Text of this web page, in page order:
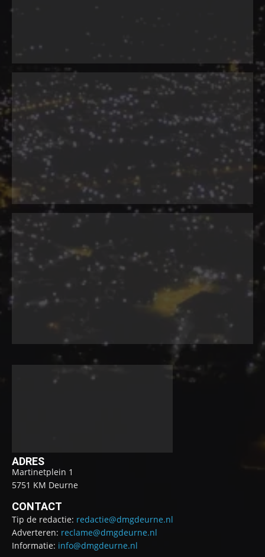
ADRES
Martinetplein 1
5751 KM Deurne
CONTACT
Tip de redactie: redactie@dmgdeurne.nl
Adverteren: reclame@dmgdeurne.nl
Informatie: info@dmgdeurne.nl